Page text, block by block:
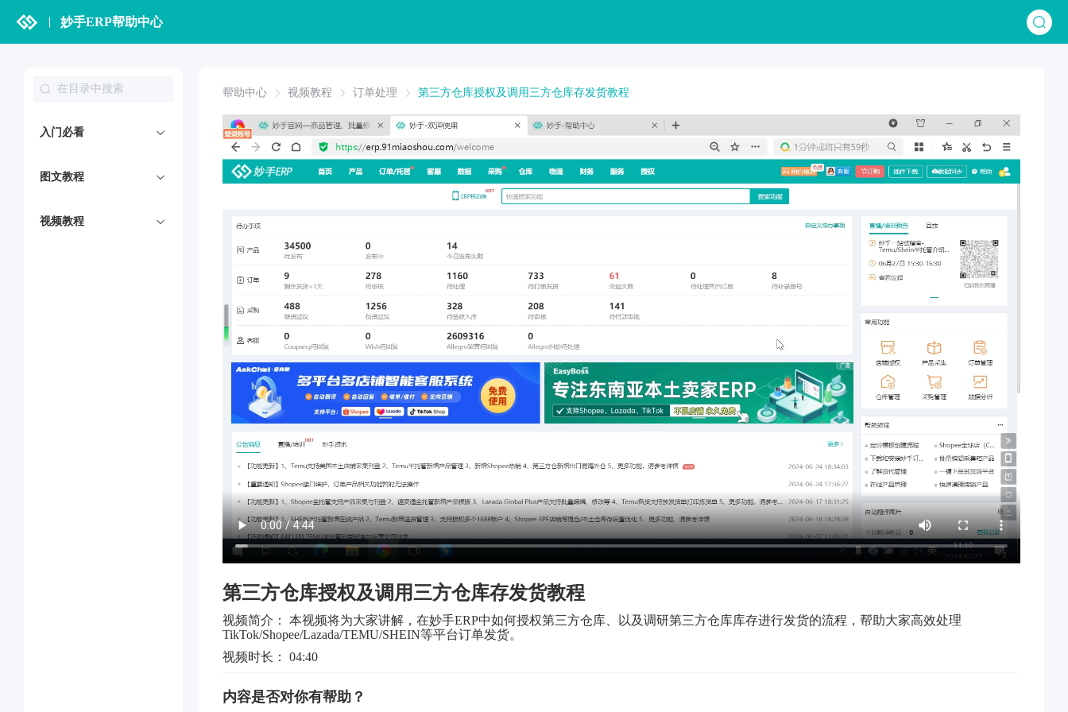
妙手ERP帮助中心
入门必看
图文教程
视频教程
帮助中心 视频教程 订单处理 第三方仓库授权及调用三方仓库存发货教程
第三方仓库授权及调用三方仓库存发货教程
视频简介： 本视频将为大家讲解，在妙手ERP中如何授权第三方仓库、以及调研第三方仓库库存进行发货的流程，帮助大家高效处理
TikTok/Shopee/Lazada/TEMU/SHEIN等平台订单发货。
视频时长： 04:40
内容是否对你有帮助？